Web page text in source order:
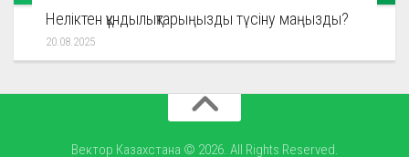
Неліктен құндылықтарыңызды түсіну маңызды?
20.08.2025
Вектор Казахстана © 2026. All Rights Reserved.